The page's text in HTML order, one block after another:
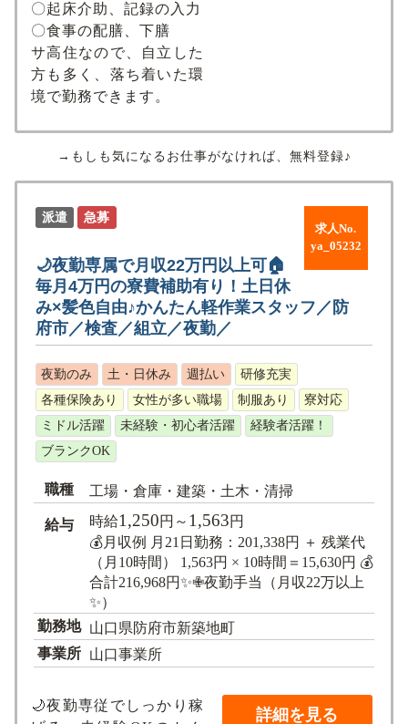
〇起床介助、記録の入力
〇食事の配膳、下膳
サ高住なので、自立した
方も多く、落ち着いた環
境で勤務できます。
→もしも気になるお仕事がなければ、無料登録♪
求人No.
ya_05232
派遣 急募
🌙夜勤専属で月収22万円以上可🏠
毎月4万円の寮費補助有り！土日休
み×髪色自由♪かんたん軽作業スタッフ／防
府市／検査／組立／夜勤／
夜勤のみ 土・日休み 週払い
研修充実
各種保険あり
女性が多い職場 制服あり
寮対応
ミドル活躍
未経験・初心者活躍
経験者活躍！
ブランクOK
職種 工場・倉庫・建築・土木・清掃
給与 時給1,250円～ 1,563円
💰月収例 月21日勤務：201,338円 ＋ 残業代
（月10時間） 1,563円 × 10時間＝15,630円 💰
合計216,968円✨✙夜勤手当（月収22万以上
✨）
勤務地 山口県防府市新築地町
事業所 山口事業所
🌙夜勤専従でしっかり稼
詳細を見る